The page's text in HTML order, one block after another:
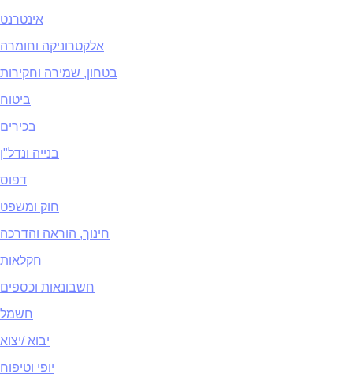
אינטרנט
אלקטרוניקה וחומרה
בטחון, שמירה וחקירות
ביטוח
בכירים
בנייה ונדל"ן
דפוס
חוק ומשפט
חינוך, הוראה והדרכה
חקלאות
חשבונאות וכספים
חשמל
יבוא /יצוא
יופי וטיפוח